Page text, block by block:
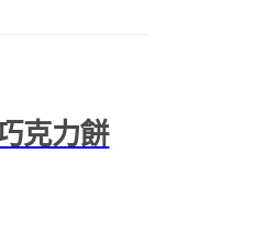
克力餅